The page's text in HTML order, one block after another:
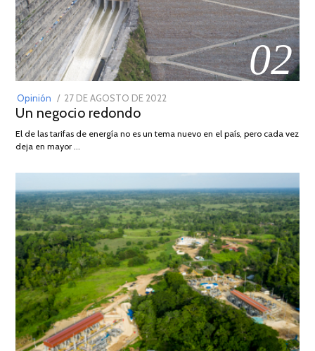
02
Opinión
POSTED
ON
27 DE AGOSTO DE 2022
DE
Un negocio redondo
El de las tarifas de energía no es un tema nuevo en el país, pero cada vez
deja en mayor …